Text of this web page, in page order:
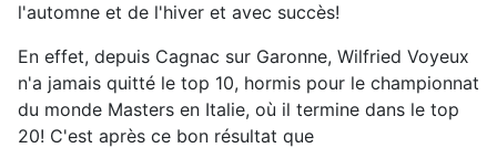
l'automne et de l'hiver et avec succès!
En effet, depuis Cagnac sur Garonne, Wilfried Voyeux
n'a jamais quitté le top 10, hormis pour le championnat
du monde Masters en Italie, où il termine dans le top
20! C'est après ce bon résultat que